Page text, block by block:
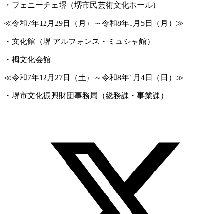
・フェニーチェ堺（堺市民芸術文化ホール）
≪令和7年12月29日（月）～令和8年1月5日（月）≫
・文化館（堺 アルフォンス・ミュシャ館）
・栂文化会館
≪令和7年12月27日（土）～令和8年1月4日（日）≫
・堺市文化振興財団事務局（総務課・事業課）